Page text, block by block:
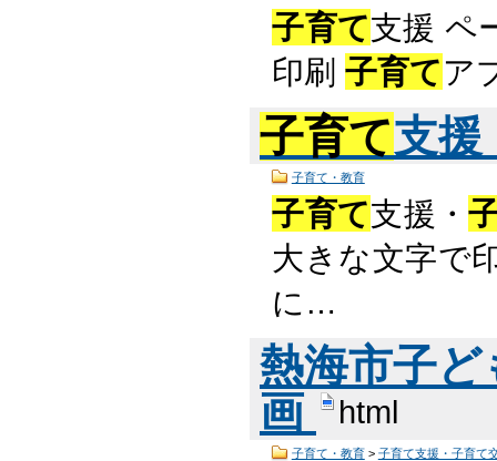
子育て支援 ペ
印刷子育てア
子育て支援
子育て・教育
子育て支援・
大きな文字で
に…
熱海市子ど
画
html
子育て・教育> 子育て支援・子育て